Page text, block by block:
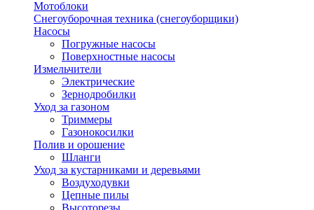
Мотоблоки
Снегоуборочная техника (снегоуборщики)
Насосы
Погружные насосы
Поверхностные насосы
Измельчители
Электрические
Зернодробилки
Уход за газоном
Триммеры
Газонокосилки
Полив и орошение
Шланги
Уход за кустарниками и деревьями
Воздуходувки
Цепные пилы
Высоторезы